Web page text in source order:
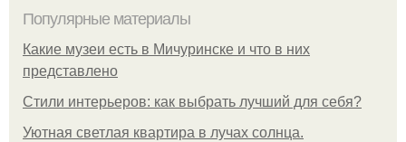
Популярные материалы
Какие музеи есть в Мичуринске и что в них
представлено
Стили интерьеров: как выбрать лучший для себя?
Уютная светлая квартира в лучах солнца.